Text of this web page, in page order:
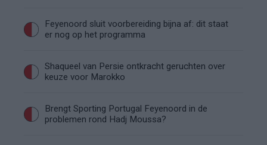
Feyenoord sluit voorbereiding bijna af: dit staat
er nog op het programma
Shaqueel van Persie ontkracht geruchten over
keuze voor Marokko
Brengt Sporting Portugal Feyenoord in de
problemen rond Hadj Moussa?